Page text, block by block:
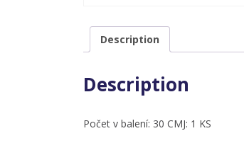
Description
Description
Počet v balení: 30 CMJ: 1 KS